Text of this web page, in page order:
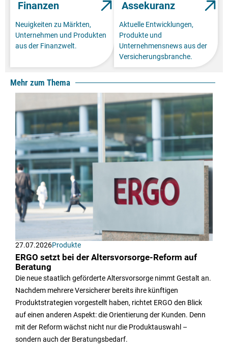
Finanzen
Neuigkeiten zu Märkten,
Unternehmen und Produkten
aus der Finanzwelt.
Assekuranz
Aktuelle Entwicklungen,
Produkte und
Unternehmensnews aus der
Versicherungsbranche.
Mehr zum Thema
27.07.2026Produkte
ERGO setzt bei der Altersvorsorge-Reform auf
Beratung
Die neue staatlich geförderte Altersvorsorge nimmt Gestalt an.
Nachdem mehrere Versicherer bereits ihre künftigen
Produktstrategien vorgestellt haben, richtet ERGO den Blick
auf einen anderen Aspekt: die Orientierung der Kunden. Denn
mit der Reform wächst nicht nur die Produktauswahl –
sondern auch der Beratungsbedarf.